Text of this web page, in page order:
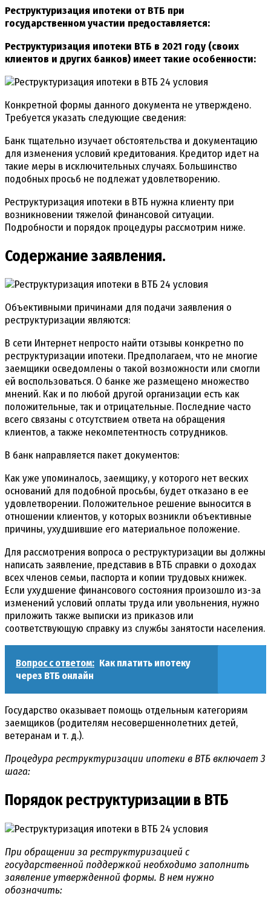
Реструктуризация ипотеки от ВТБ при
государственном участии предоставляется:
Реструктуризация ипотеки ВТБ в 2021 году (своих
клиентов и других банков) имеет такие особенности:
Конкретной формы данного документа не утверждено.
Требуется указать следующие сведения:
Банк тщательно изучает обстоятельства и документацию
для изменения условий кредитования. Кредитор идет на
такие меры в исключительных случаях. Большинство
подобных просьб не подлежат удовлетворению.
Реструктуризация ипотеки в ВТБ нужна клиенту при
возникновении тяжелой финансовой ситуации.
Подробности и порядок процедуры рассмотрим ниже.
Содержание заявления.
Объективными причинами для подачи заявления о
реструктуризации являются:
В сети Интернет непросто найти отзывы конкретно по
реструктуризации ипотеки. Предполагаем, что не многие
заемщики осведомлены о такой возможности или смогли
ей воспользоваться. О банке же размещено множество
мнений. Как и по любой другой организации есть как
положительные, так и отрицательные. Последние часто
всего связаны с отсутствием ответа на обращения
клиентов, а также некомпетентность сотрудников.
В банк направляется пакет документов:
Как уже упоминалось, заемщику, у которого нет веских
оснований для подобной просьбы, будет отказано в ее
удовлетворении. Положительное решение выносится в
отношении клиентов, у которых возникли объективные
причины, ухудшившие его материальное положение.
Для рассмотрения вопроса о реструктуризации вы должны
написать заявление, представив в ВТБ справки о доходах
всех членов семьи, паспорта и копии трудовых книжек.
Если ухудшение финансового состояния произошло из-за
изменений условий оплаты труда или увольнения, нужно
приложить также выписки из приказов или
соответствующую справку из службы занятости населения.
Вопрос с ответом: Как платить ипотеку
через ВТБ онлайн
Государство оказывает помощь отдельным категориям
заемщиков (родителям несовершеннолетних детей,
ветеранам и т. д.).
Процедура реструктуризации ипотеки в ВТБ включает 3
шага:
Порядок реструктуризации в ВТБ
При обращении за реструктуризацией с
государственной поддержкой необходимо заполнить
заявление утвержденной формы. В нем нужно
обозначить: